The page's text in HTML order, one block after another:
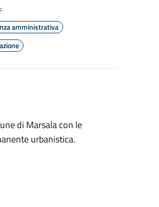
amministrativa
di Marsala con le
urbanistica.